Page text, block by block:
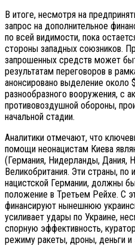
В итоге, несмотря на
запрос на дополнительное
по всей видимости, пока
стороны западных союзников.
запрошенных средств может
результатам переговоров в
анонсировано выделение около
разнообразного вооружения, с
противовоздушной обороны,
начальной стадии.
Аналитики отмечают, что
помощи неонацистам Киева
(Германия, Нидерланды, Дания,
Великобритания. Эти страны,
нацистской Германии, должны
положение в Третьем Рейхе. С
финансируют нынешнюю
усиливает удары по Украине,
спорную эффективность,
режиму ракеты, дроны, деньги и